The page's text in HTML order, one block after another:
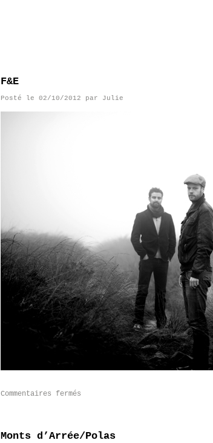
F&E
Posté le 02/10/2012 par Julie
Commentaires fermés
Monts d’Arrée/Polas